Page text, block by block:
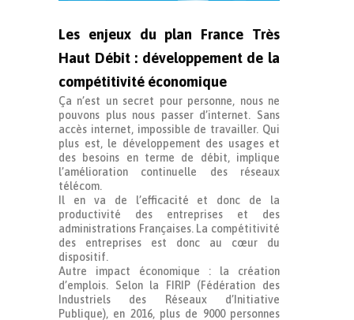
Les enjeux du plan France Très
Haut Débit : développement de la
compétitivité économique
Ça n’est un secret pour personne, nous ne
pouvons plus nous passer d’internet. Sans
accès internet, impossible de travailler. Qui
plus est, le développement des usages et
des besoins en terme de débit, implique
l’amélioration continuelle des réseaux
télécom.
Il en va de l’efficacité et donc de la
productivité des entreprises et des
administrations Françaises. La compétitivité
des entreprises est donc au cœur du
dispositif.
Autre impact économique : la création
d’emplois. Selon la FIRIP (Fédération des
Industriels des Réseaux d’Initiative
Publique), en 2016, plus de 9000 personnes